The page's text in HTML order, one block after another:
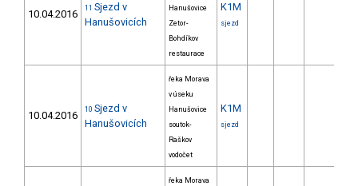
10.04.2016 11 Sjezd v
Hanušovicích
Hanušovice
Zetor-
Bohdíkov
restaurace
K1M
sjezd
10.04.2016 10 Sjezd v
Hanušovicích
řeka Morava
v úseku
Hanušovice
soutok-
Raškov
vodočet
K1M
sjezd
řeka Morava